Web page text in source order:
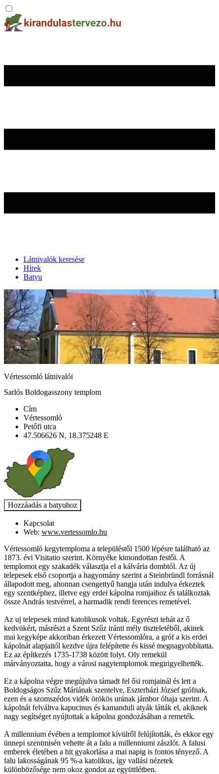
Látnivalók keresése
Hírek
Batyu
Vértessomló látnivalói
Sarlós Boldogasszony templom
Cím
Vértessomló
Petőfi utca
47.506626 N, 18.375248 E
Kapcsolat
Web: www.vertessomlo.hu
Vértessomló kegytemploma a településtől 1500 lépésre található az
1873. évi Visitatio szerint. Környéke kimondottan festői. A
templomot egy szakadék választja el a kálvária dombtól. Az új
telepesek első csoportja a hagyomány szerint a Steinbründl forrásnál
állapodott meg, ahonnan csengettyű hangja után indulva érkeztek
egy szentképhez, illetve egy erdei kápolna romjaihoz és találkoztak
össze András testvérrel, a harmadik rendi ferences remetével.
Az uj telepesek mind katolikusok voltak. Egyrészt tehát az ő
kedvükért, másrészt a Szent Szűz iránti mély tiszteletéből, akinek
mai kegyképe akkoriban érkezett Vértessomlóra, a gróf a kis erdei
kápolnát alapjaitól kezdve újra felépítette és kissé megnagyobbítatta.
Ez az építkezés 1735-1738 között folyt. Oly remekül
márványoztatta, hogy a városi nagytemplomok megirigyelhették.
Ez a kápolna végre megújulva támadt fel ősi romjainál és lett a
Boldogságos Szűz Máriának szentelve, Eszterházi József grófnak,
ezen és a szomszédos vidék örökös urának jámbor óhaja szerint. A
kápolnát felváltva kapucinus és kamanduli atyák látták el, akiknek
nagy segítséget nyújtottak a kápolna gondozásában a remeték.
A millennium évében a templomot kívülről felújították, és ekkor egy
ünnepi szentmisén vehette át a falu a millenniumi zászlót. A falusi
emberek életében a hit gyakorlása a mai napig is fontos tényező. A
falu lakosságának 95 %-a katolikus, így vallási nézetek
különbözősége nem okoz gondot az együttlétben.